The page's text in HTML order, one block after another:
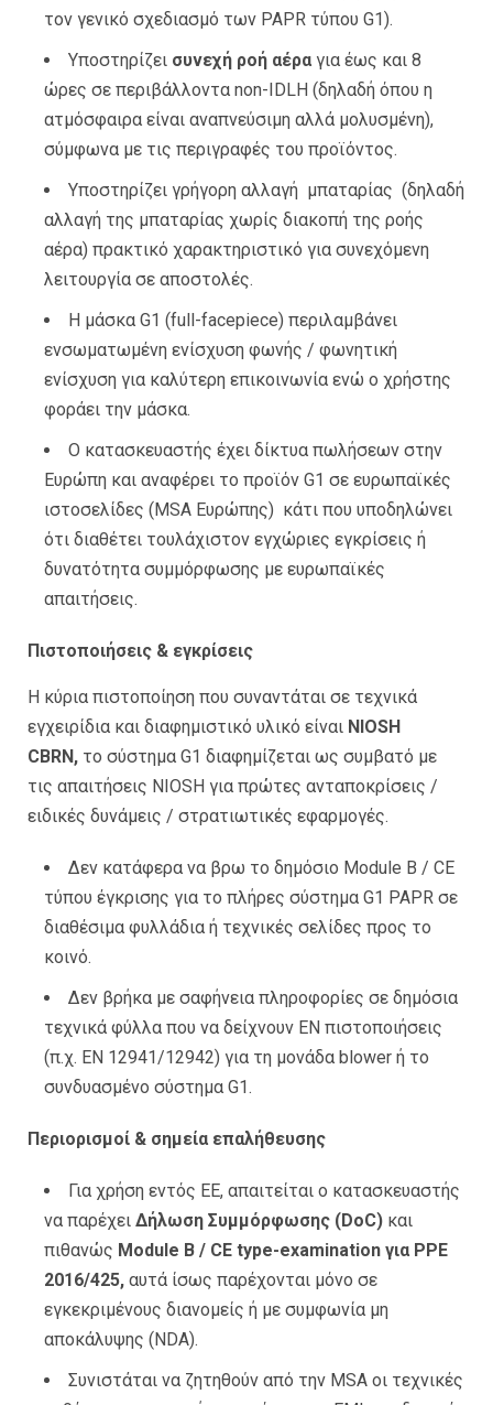
τον γενικό σχεδιασμό των PAPR τύπου G1).
Υποστηρίζει συνεχή ροή αέρα για έως και 8
ώρες σε περιβάλλοντα non-IDLH (δηλαδή όπου η
ατμόσφαιρα είναι αναπνεύσιμη αλλά μολυσμένη),
σύμφωνα με τις περιγραφές του προϊόντος.
Υποστηρίζει γρήγορη αλλαγή μπαταρίας (δηλαδή
αλλαγή της μπαταρίας χωρίς διακοπή της ροής
αέρα) πρακτικό χαρακτηριστικό για συνεχόμενη
λειτουργία σε αποστολές.
Η μάσκα G1 (full-facepiece) περιλαμβάνει
ενσωματωμένη ενίσχυση φωνής / φωνητική
ενίσχυση για καλύτερη επικοινωνία ενώ ο χρήστης
φοράει την μάσκα.
Ο κατασκευαστής έχει δίκτυα πωλήσεων στην
Ευρώπη και αναφέρει το προϊόν G1 σε ευρωπαϊκές
ιστοσελίδες (MSA Ευρώπης) κάτι που υποδηλώνει
ότι διαθέτει τουλάχιστον εγχώριες εγκρίσεις ή
δυνατότητα συμμόρφωσης με ευρωπαϊκές
απαιτήσεις.
Πιστοποιήσεις & εγκρίσεις
Η κύρια πιστοποίηση που συναντάται σε τεχνικά
εγχειρίδια και διαφημιστικό υλικό είναι NIOSH
CBRN, το σύστημα G1 διαφημίζεται ως συμβατό με
τις απαιτήσεις NIOSH για πρώτες ανταποκρίσεις /
ειδικές δυνάμεις / στρατιωτικές εφαρμογές.
Δεν κατάφερα να βρω το δημόσιο Module B / CE
τύπου έγκρισης για το πλήρες σύστημα G1 PAPR σε
διαθέσιμα φυλλάδια ή τεχνικές σελίδες προς το
κοινό.
Δεν βρήκα με σαφήνεια πληροφορίες σε δημόσια
τεχνικά φύλλα που να δείχνουν EN πιστοποιήσεις
(π.χ. EN 12941/12942) για τη μονάδα blower ή το
συνδυασμένο σύστημα G1.
Περιορισμοί & σημεία επαλήθευσης
Για χρήση εντός ΕΕ, απαιτείται ο κατασκευαστής
να παρέχει Δήλωση Συμμόρφωσης (DoC) και
πιθανώς Module B / CE type-examination για PPE
2016/425, αυτά ίσως παρέχονται μόνο σε
εγκεκριμένους διανομείς ή με συμφωνία μη
αποκάλυψης (NDA).
Συνιστάται να ζητηθούν από την MSA οι τεχνικές